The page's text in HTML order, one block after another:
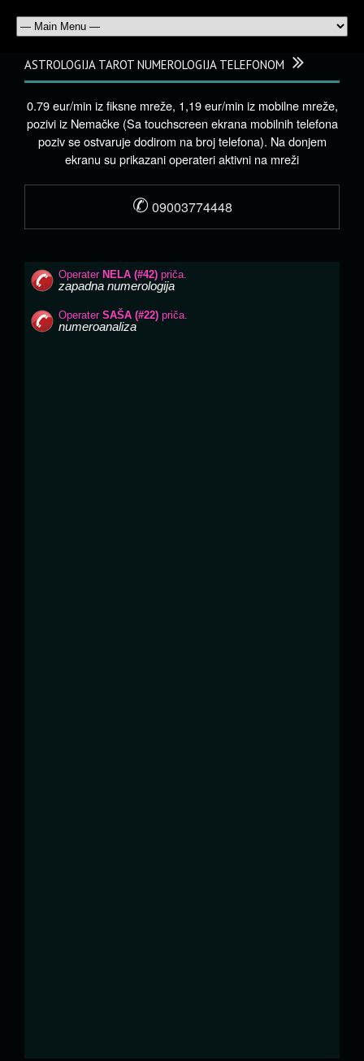
ASTROLOGIJA TAROT NUMEROLOGIJA TELEFONOM
0.79 eur/min iz fiksne mreže, 1,19 eur/min iz mobilne mreže,
pozivi iz Nemačke (Sa touchscreen ekrana mobilnih telefona
poziv se ostvaruje dodirom na broj telefona). Na donjem
ekranu su prikazani operateri aktivni na mreži
✆ 09003774448